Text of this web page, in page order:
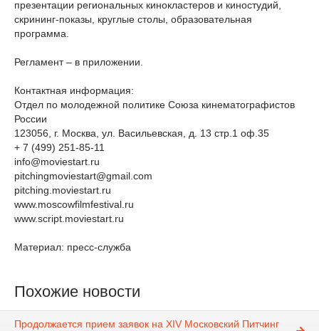
презентации региональных кинокластеров и киностудий,
скрининг-показы, круглые столы, образовательная
программа.
Регламент – в приложении.
Контактная информация:
Отдел по молодежной политике Союза кинематографистов
России
123056, г. Москва, ул. Васильевская, д. 13 стр.1 оф.35
+ 7 (499) 251-85-11
info@moviestart.ru
pitchingmoviestart@gmail.com
pitching.moviestart.ru
www.moscowfilmfestival.ru
www.script.moviestart.ru
Материал: пресс-служба
Похожие новости
Продолжается прием заявок на ХIV Московский Питчинг